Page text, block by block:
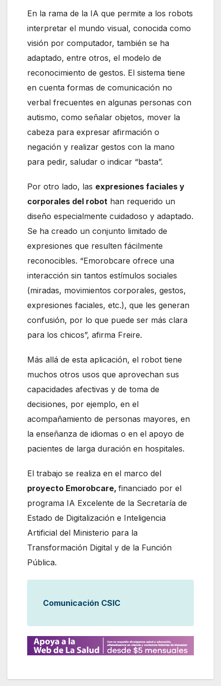
En la rama de la IA que permite a los robots
interpretar el mundo visual, conocida como
visión por computador, también se ha
adaptado, entre otros, el modelo de
reconocimiento de gestos. El sistema tiene
en cuenta formas de comunicación no
verbal frecuentes en algunas personas con
autismo, como señalar objetos, mover la
cabeza para expresar afirmación o
negación y realizar gestos con la mano
para pedir, saludar o indicar “basta”.
Por otro lado, las expresiones faciales y
corporales del robot han requerido un
diseño especialmente cuidadoso y adaptado.
Se ha creado un conjunto limitado de
expresiones que resulten fácilmente
reconocibles. “Emorobcare ofrece una
interacción sin tantos estímulos sociales
(miradas, movimientos corporales, gestos,
expresiones faciales, etc.), que les generan
confusión, por lo que puede ser más clara
para los chicos”, afirma Freire.
Más allá de esta aplicación, el robot tiene
muchos otros usos que aprovechan sus
capacidades afectivas y de toma de
decisiones, por ejemplo, en el
acompañamiento de personas mayores, en
la enseñanza de idiomas o en el apoyo de
pacientes de larga duración en hospitales.
El trabajo se realiza en el marco del
proyecto Emorobcare, financiado por el
programa IA Excelente de la Secretaría de
Estado de Digitalización e Inteligencia
Artificial del Ministerio para la
Transformación Digital y de la Función
Pública.
Comunicación CSIC